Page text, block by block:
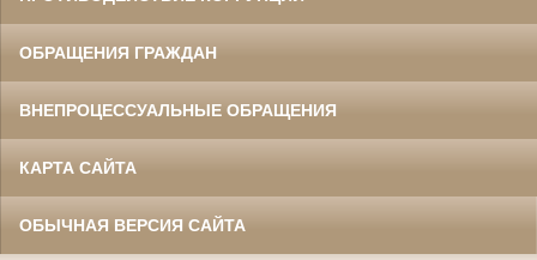
ОБРАЩЕНИЯ ГРАЖДАН
ВНЕПРОЦЕССУАЛЬНЫЕ ОБРАЩЕНИЯ
КАРТА САЙТА
ОБЫЧНАЯ ВЕРСИЯ САЙТА